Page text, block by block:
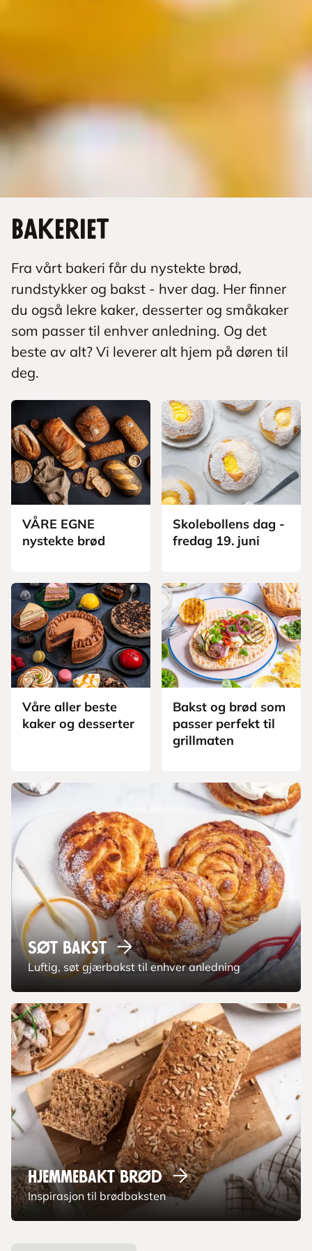
Bakeriet
Fra vårt bakeri får du nystekte brød,
rundstykker og bakst - hver dag. Her finner
du også lekre kaker, desserter og småkaker
som passer til enhver anledning. Og det
beste av alt? Vi leverer alt hjem på døren til
deg.
VÅRE EGNE
nystekte brød
Skolebollens dag -
fredag 19. juni
Våre aller beste
kaker og desserter
Bakst og brød som
passer perfekt til
grillmaten
Søt bakst
Luftig, søt gjærbakst til enhver anledning
Hjemmebakt brød
Inspirasjon til brødbaksten